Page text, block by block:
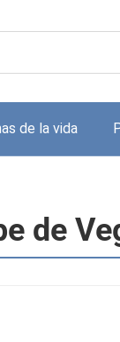
de la vida
de